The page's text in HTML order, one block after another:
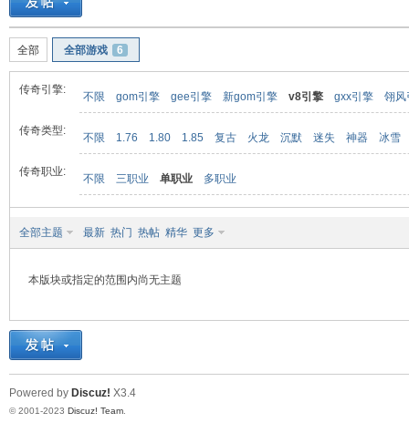
全部 全部游戏 6
传奇引擎:
不限 gom引擎 gee引擎 新gom引擎 v8引擎 gxx引擎 翎风
传奇类型:
不限 1.76 1.80 1.85 复古 火龙 沉默 迷失 神器 冰雪
传奇职业:
不限 三职业 单职业 多职业
全部主题 最新 热门 热帖 精华 更多
本版块或指定的范围内尚无主题
Powered by Discuz! X3.4
© 2001-2023 Discuz! Team.